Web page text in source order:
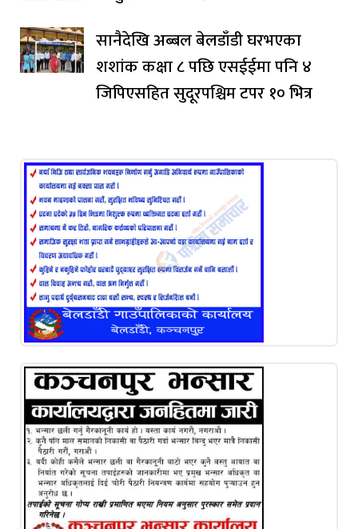
सानैदेखि अब्बल बेलडाँडी घरभएका
शशांक कक्षा ८ पछि एसईईमा पनि ४
जिपिएसहित सुदूरपश्चिम टपर १० भित्र